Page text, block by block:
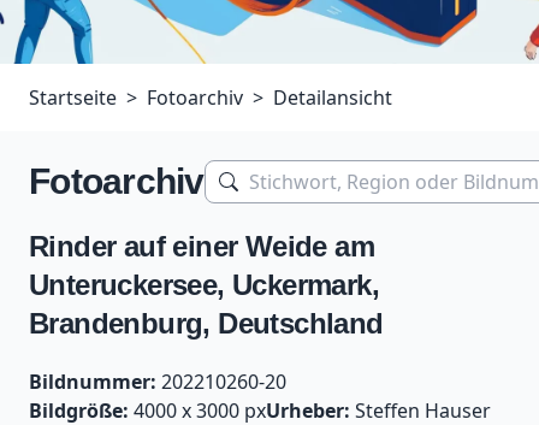
Startseite Fotoarchiv Detailansicht
Fotoarchiv
Rinder auf einer Weide am
Unteruckersee, Uckermark,
Brandenburg, Deutschland
Bildnummer: 202210260-20
Bildgröße: 4000 x 3000 pxUrheber: Steffen Hauser